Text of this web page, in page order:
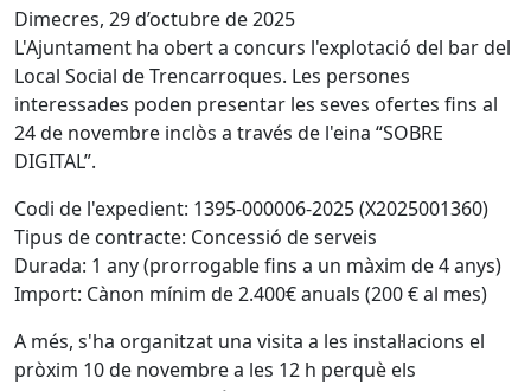
Dimecres, 29 d’octubre de 2025
L'Ajuntament ha obert a concurs l'explotació del bar del
Local Social de Trencarroques. Les persones
interessades poden presentar les seves ofertes fins al
24 de novembre inclòs a través de l'eina “SOBRE
DIGITAL”.
Codi de l'expedient: 1395-000006-2025 (X2025001360)
Tipus de contracte: Concessió de serveis
Durada: 1 any (prorrogable fins a un màxim de 4 anys)
Import: Cànon mínim de 2.400€ anuals (200 € al mes)
A més, s'ha organitzat una visita a les instal·lacions el
pròxim 10 de novembre a les 12 h perquè els